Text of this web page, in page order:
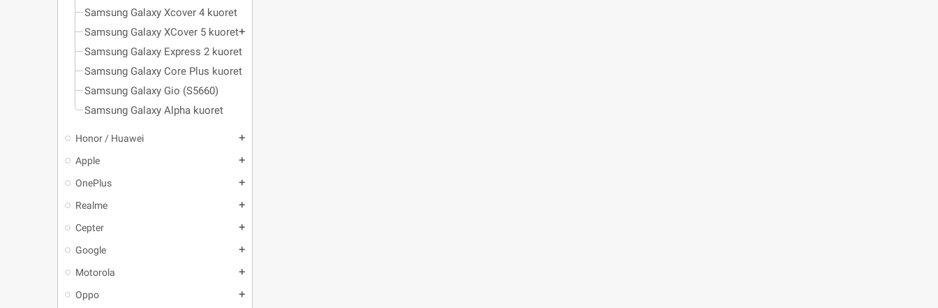
Samsung Galaxy Xcover 4 kuoret
Samsung Galaxy XCover 5 kuoretadd
Samsung Galaxy Express 2 kuoret
Samsung Galaxy Core Plus kuoret
Samsung Galaxy Gio (S5660)
Samsung Galaxy Alpha kuoret
Honor / Huawei add
Apple add
OnePlus add
Realme add
Cepter add
Google add
Motorola add
Oppo add